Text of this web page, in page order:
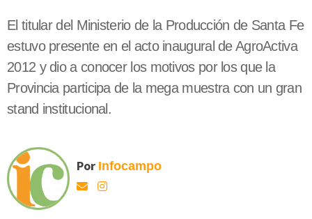
El titular del Ministerio de la Producción de Santa Fe
estuvo presente en el acto inaugural de AgroActiva
2012 y dio a conocer los motivos por los que la
Provincia participa de la mega muestra con un gran
stand institucional.
Por Infocampo